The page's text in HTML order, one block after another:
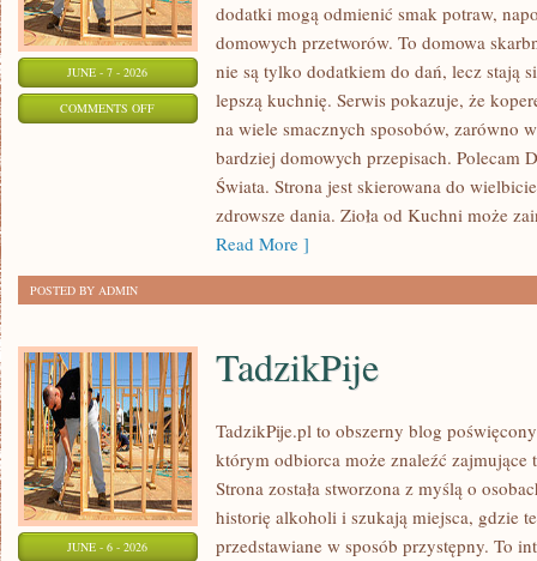
JUNE - 7 - 2026
COMMENTS OFFON
CZYTELNIKÓW
dodatki mogą odmienić smak potraw,
domowych przetworów. To domowa
nie są tylko dodatkiem do dań, lecz stają
lepszą kuchnię. Serwis pokazuje, że
na wiele smacznych sposobów, zarówno
bardziej domowych przepisach. Polecam
Świata. Strona jest skierowana do
zdrowsze dania. Zioła od Kuchni może
Read More ]
POSTED BY ADMIN
JUNE - 6 - 2026
TadzikPije
TadzikPije.pl to obszerny blog
którym odbiorca może znaleźć zajmujące
Strona została stworzona z myślą o
historię alkoholi i szukają miejsca, gdzie
przedstawiane w sposób przystępny. To